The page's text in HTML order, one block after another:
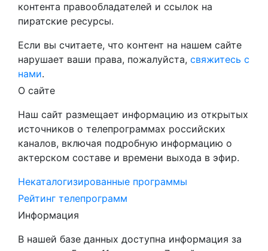
контента правообладателей и ссылок на
пиратские ресурсы.
Если вы считаете, что контент на нашем сайте
нарушает ваши права, пожалуйста, свяжитесь с
нами.
О сайте
Наш сайт размещает информацию из открытых
источников о телепрограммах российских
каналов, включая подробную информацию о
актерском составе и времени выхода в эфир.
Некаталогизированные программы
Рейтинг телепрограмм
Информация
В нашей базе данных доступна информация за